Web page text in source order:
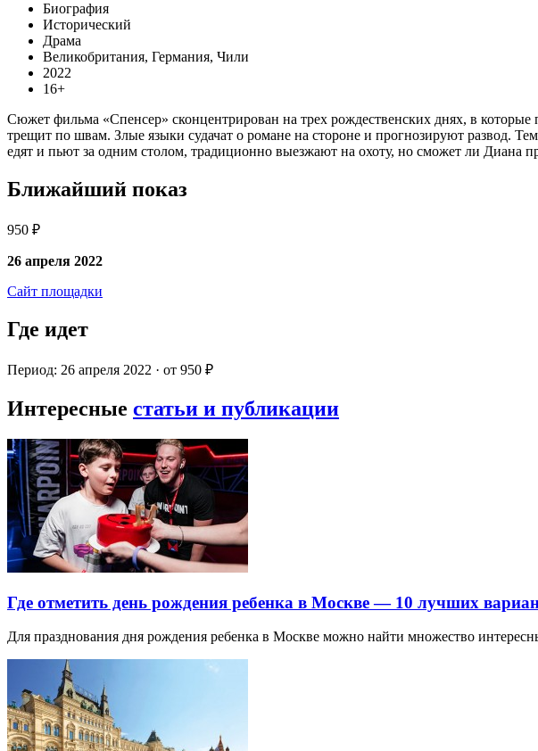
Биография
Исторический
Драма
Великобритания, Германия, Чили
2022
16+
Сюжет фильма «Спенсер» сконцентрирован на трех рождественских днях, в
трещит по швам. Злые языки судачат о романе на стороне и прогнозируют развод.
едят и пьют за одним столом, традиционно выезжают на охоту, но сможет ли Диана
Ближайший показ
950 ₽
26 апреля 2022
Сайт площадки
Где идет
Период: 26 апреля 2022 · от 950 ₽
Интересные статьи и публикации
Где отметить день рождения ребенка в Москве — 10 лучших
Для празднования дня рождения ребенка в Москве можно найти множество